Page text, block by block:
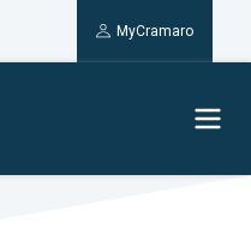
MyCramaro